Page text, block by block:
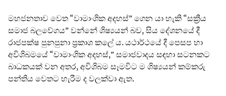
මහජනතාව වෙත “වාමාංශික අදහස්” ගෙන යා හැකි “සක්‍රීය
සමාජ බලවේගය” වන්නේ ශිෂ්‍යයන් බව, සිය දේශනයේ දී
රාජපක්ෂ පුනපුනා ප්‍රකාශ කලේ ය. යථාර්ථයේ දී පෙසප හා
අවිශිබමයේ “වාමාංශික අදහස්,” සමාජවාදය සඳහා සටනකට
බාධකයක් වන අතර, අවිශිබම සෑමවිට ම ශිෂ්‍යයන් කම්කරු
පන්තිය වෙතට හැරීම ද වලක්වා ඇත.